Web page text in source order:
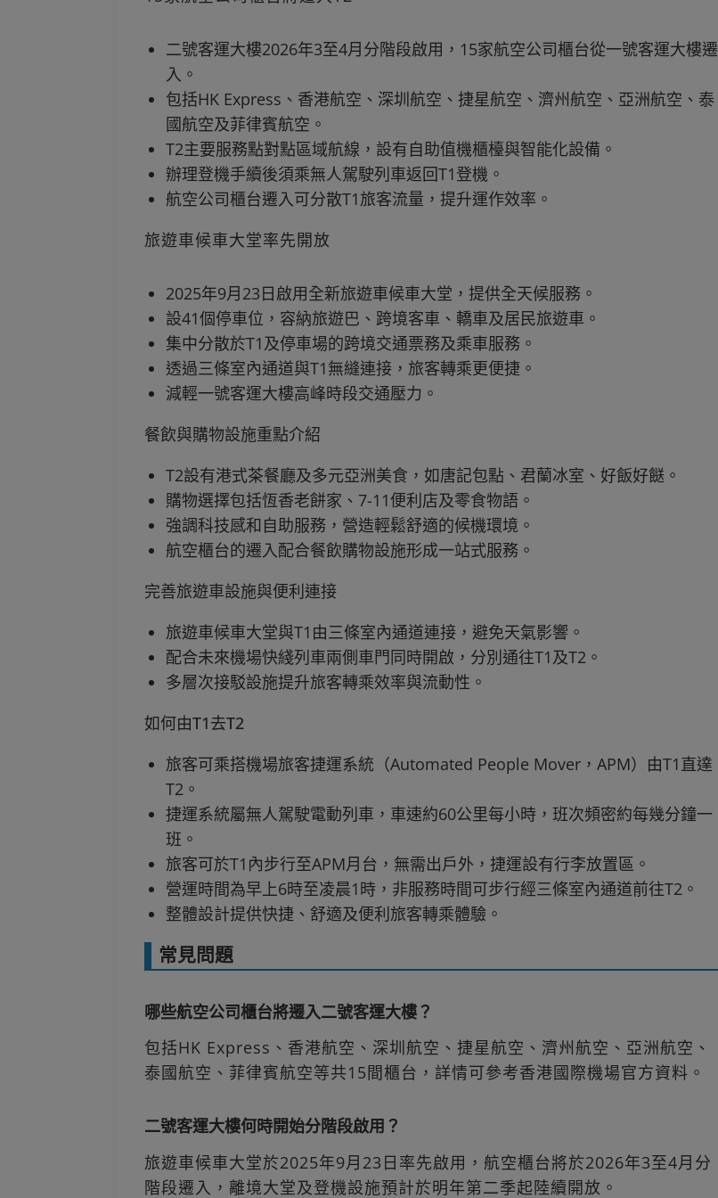
二號客運大樓2026年3至4月分階段啟用，15家航空公司櫃台從一號客運大樓遷
入。
包括HK Express、香港航空、深圳航空、捷星航空、濟州航空、亞洲航空、泰
國航空及菲律賓航空。
T2主要服務點對點區域航線，設有自助值機櫃檯與智能化設備。
辦理登機手續後須乘無人駕駛列車返回T1登機。
航空公司櫃台遷入可分散T1旅客流量，提升運作效率。
旅遊車候車大堂率先開放
2025年9月23日啟用全新旅遊車候車大堂，提供全天候服務。
設41個停車位，容納旅遊巴、跨境客車、轎車及居民旅遊車。
集中分散於T1及停車場的跨境交通票務及乘車服務。
透過三條室內通道與T1無縫連接，旅客轉乘更便捷。
減輕一號客運大樓高峰時段交通壓力。
餐飲與購物設施重點介紹
T2設有港式茶餐廳及多元亞洲美食，如唐記包點、君蘭冰室、好飯好餸。
購物選擇包括恆香老餅家、7-11便利店及零食物語。
強調科技感和自助服務，營造輕鬆舒適的候機環境。
航空櫃台的遷入配合餐飲購物設施形成一站式服務。
完善旅遊車設施與便利連接
旅遊車候車大堂與T1由三條室內通道連接，避免天氣影響。
配合未來機場快綫列車兩側車門同時開啟，分別通往T1及T2。
多層次接駁設施提升旅客轉乘效率與流動性。
如何由T1去T2
旅客可乘搭機場旅客捷運系統（Automated People Mover，APM ）由T1直達
T2。
捷運系統屬無人駕駛電動列車，車速約60公里每小時，班次頻密約每幾分鐘一
班。
旅客可於T1內步行至APM月台，無需出戶外，捷運設有行李放置區。
營運時間為早上6時至凌晨1時，非服務時間可步行經三條室內通道前往T2。
整體設計提供快捷、舒適及便利旅客轉乘體驗。
常見問題
哪些航空公司櫃台將遷入二號客運大樓？
包括HK Express、香港航空、深圳航空、捷星航空、濟州航空、亞洲航空、
泰國航空、菲律賓航空等共15間櫃台，詳情可參考香港國際機場官方資料。
二號客運大樓何時開始分階段啟用？
旅遊車候車大堂於2025年9月23日率先啟用，航空櫃台將於2026年3至4月分
階段遷入，離境大堂及登機設施預計於明年第二季起陸續開放。